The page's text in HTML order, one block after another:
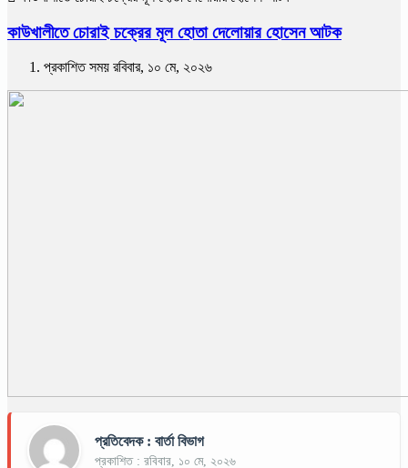
কাউখালীতে চোরাই চক্রের মূল হোতা দেলোয়ার হোসেন আটক
প্রকাশিত সময় রবিবার, ১০ মে, ২০২৬
প্রতিবেদক : বার্তা বিভাগ
প্রকাশিত : রবিবার, ১০ মে, ২০২৬